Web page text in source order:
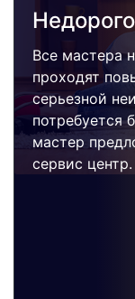
Все мастера
проходят
серьезной
потребуется
мастер
сервис центр.